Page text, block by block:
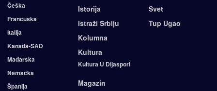
Češka
Francuska
Italija
Kanada-SAD
Mađarska
Nemačka
Španija
Istorija
Istraži Srbiju
Kolumna
Kultura
Kultura U Dijaspori
Magazin
Svet
Tup Ugao